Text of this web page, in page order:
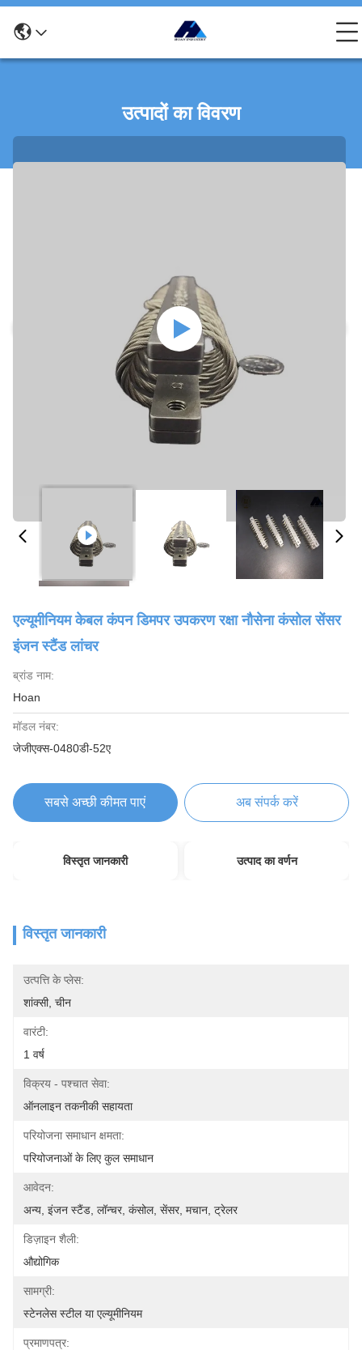
उत्पादों का विवरण
एल्यूमीनियम केबल कंपन डिमपर उपकरण रक्षा नौसेना कंसोल सेंसर
इंजन स्टैंड लांचर
ब्रांड नाम:
Hoan
मॉडल नंबर:
जेजीएक्स-0480डी-52ए
सबसे अच्छी कीमत पाएं अब संपर्क करें
विस्तृत जानकारी उत्पाद का वर्णन
विस्तृत जानकारी
उत्पत्ति के प्लेस:
शांक्सी, चीन
वारंटी:
1 वर्ष
विक्रय - पश्चात सेवा:
ऑनलाइन तकनीकी सहायता
परियोजना समाधान क्षमता:
परियोजनाओं के लिए कुल समाधान
आवेदन:
अन्य, इंजन स्टैंड, लॉन्चर, कंसोल, सेंसर, मचान, ट्रेलर
डिज़ाइन शैली:
औद्योगिक
सामग्री:
स्टेनलेस स्टील या एल्यूमीनियम
प्रमाणपत्र: